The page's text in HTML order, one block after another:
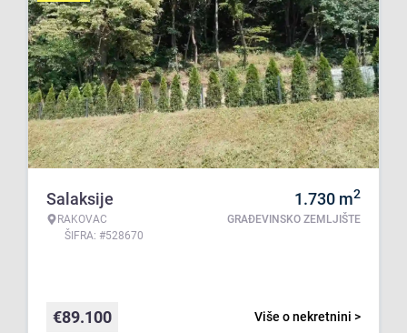
Salaksije
RAKOVAC
ŠIFRA: #528670
1.730 m2
GRAĐEVINSKO ZEMLJIŠTE
Više o nekretnini >
€89.100